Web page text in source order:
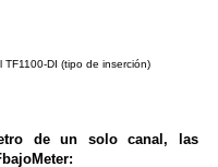
DI (tipo de inserción)
de un solo canal, las
bajoMeter: